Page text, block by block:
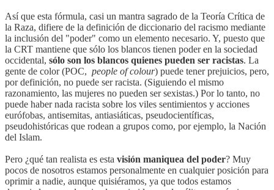
Así que esta fórmula, casi un mantra sagrado de la Teoría Crítica de
la Raza, difiere de la definición de diccionario del racismo mediante
la inclusión del "poder" como un elemento necesario. Y, puesto que
la CRT mantiene que sólo los blancos tienen poder en la sociedad
occidental, sólo son los blancos quienes pueden ser racistas. La
gente de color (POC, people of colour) puede tener prejuicios, pero,
por definición, no puede ser racista. (Siguiendo el mismo
razonamiento, las mujeres no pueden ser sexistas.) Por lo tanto, no
puede haber nada racista sobre los viles sentimientos y acciones
eurófobas, antisemitas, antiasiáticas, pseudocientíficas,
pseudohistóricas que rodean a grupos como, por ejemplo, la Nación
del Islam.
Pero ¿qué tan realista es esta visión maniquea del poder? Muy
pocos de nosotros estamos personalmente en cualquier posición para
oprimir a nadie, aunque quisiéramos, ya que todos estamos